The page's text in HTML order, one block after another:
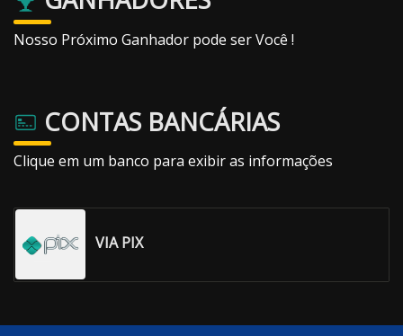
Nosso Próximo Ganhador pode ser Você !
CONTAS BANCÁRIAS
Clique em um banco para exibir as informações
VIA PIX